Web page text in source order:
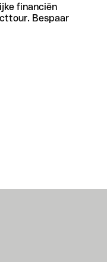
financiën
Bespaar